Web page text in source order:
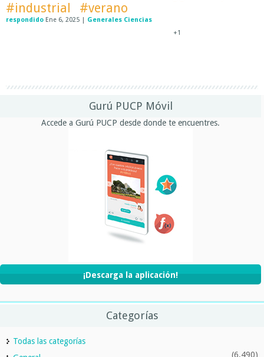
#industrial
#verano
respondido Ene 6, 2025 | Generales Ciencias
+1
Gurú PUCP Móvil
Accede a Gurú PUCP desde donde te encuentres.
¡Descarga la aplicación!
Categorías
Todas las categorías
(6,490)